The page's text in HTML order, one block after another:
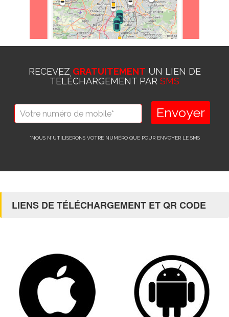
RECEVEZ GRATUITEMENT UN LIEN DE
TÉLÉCHARGEMENT PAR SMS
Envoyer
*NOUS N'UTILISERONS VOTRE NUMÉRO QUE POUR ENVOYER LE SMS
LIENS DE TÉLÉCHARGEMENT ET QR CODE